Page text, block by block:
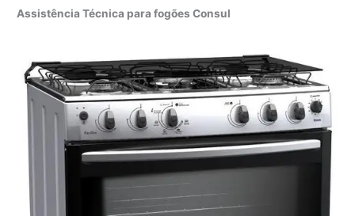
Assistência Técnica para fogões Consul